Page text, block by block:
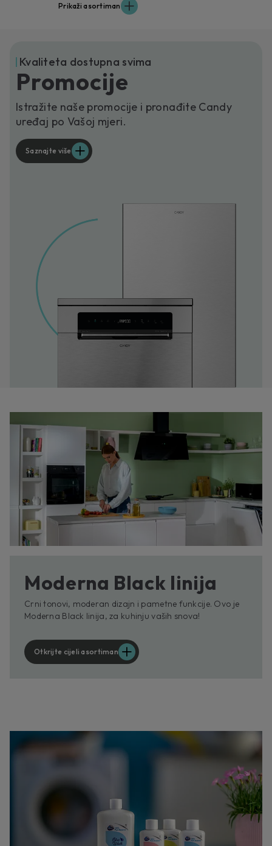
Prikaži asortiman
Kvaliteta dostupna svima
Promocije
Istražite naše promocije i pronađite Candy
uređaj po Vašoj mjeri.
Saznajte više
Moderna Black linija
Crni tonovi, moderan dizajn i pametne funkcije. Ovo je
Moderna Black linija, za kuhinju vaših snova!
Otkrijte cijeli asortiman